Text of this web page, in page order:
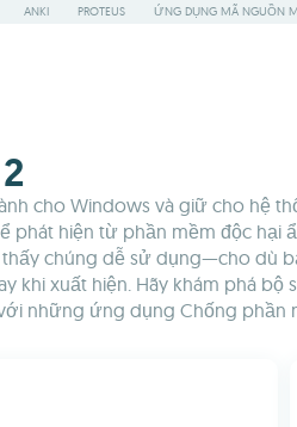
ANKI PROTEUS ỨNG DỤNG MÃ NGUỒN
cho Windows và giữ cho hệ
hiện từ phần mềm độc
chúng dễ sử dụng—cho
khi xuất hiện. Hãy khám phá
những ứng dụng Chống phần